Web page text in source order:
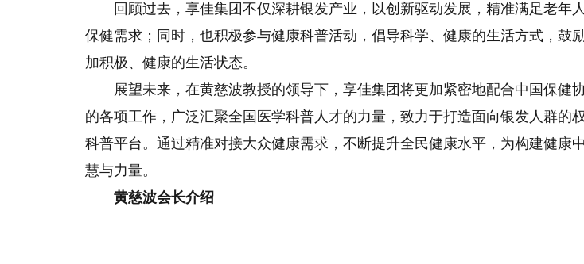
回顾过去，享佳集团不仅深耕银发产业，以创新驱动发展，精准满足老年
保健需求；同时，也积极参与健康科普活动，倡导科学、健康的生活方式，鼓
加积极、健康的生活状态。
展望未来，在黄慈波教授的领导下，享佳集团将更加紧密地配合中国保健
的各项工作，广泛汇聚全国医学科普人才的力量，致力于打造面向银发人群的
科普平台。通过精准对接大众健康需求，不断提升全民健康水平，为构建健康
慧与力量。
黄慈波会长介绍